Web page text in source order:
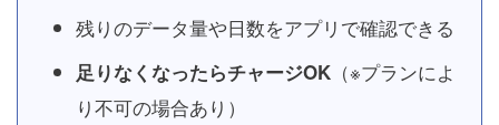
残りのデータ量や日数をアプリで確認できる
足りなくなったらチャージOK （※プランによ
り不可の場合あり）